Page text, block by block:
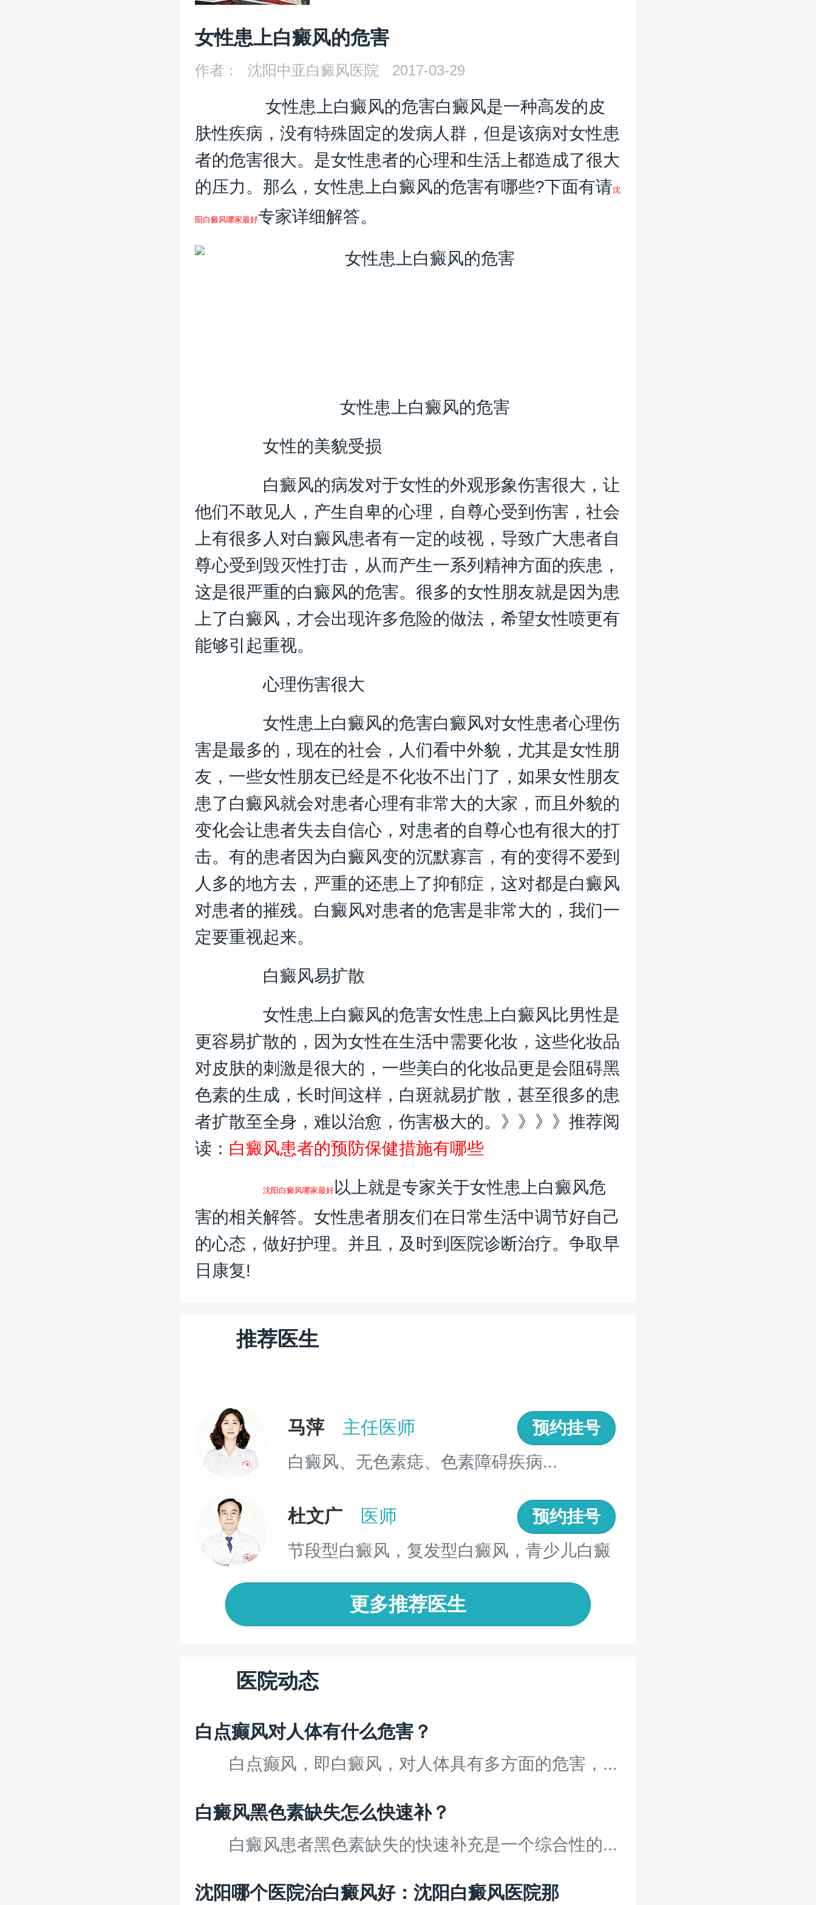
女性患上白癜风的危害
作者： 沈阳中亚白癜风医院 2017-03-29
女性患上白癜风的危害白癜风是一种高发的皮
肤性疾病，没有特殊固定的发病人群，但是该病对女性患
者的危害很大。是女性患者的心理和生活上都造成了很大
的压力。那么，女性患上白癜风的危害有哪些?下面有请沈
阳白癜风哪家最好专家详细解答。
女性患上白癜风的危害
女性的美貌受损
白癜风的病发对于女性的外观形象伤害很大，让
他们不敢见人，产生自卑的心理，自尊心受到伤害，社会
上有很多人对白癜风患者有一定的歧视，导致广大患者自
尊心受到毁灭性打击，从而产生一系列精神方面的疾患，
这是很严重的白癜风的危害。很多的女性朋友就是因为患
上了白癜风，才会出现许多危险的做法，希望女性喷更有
能够引起重视。
心理伤害很大
女性患上白癜风的危害白癜风对女性患者心理伤
害是最多的，现在的社会，人们看中外貌，尤其是女性朋
友，一些女性朋友已经是不化妆不出门了，如果女性朋友
患了白癜风就会对患者心理有非常大的大家，而且外貌的
变化会让患者失去自信心，对患者的自尊心也有很大的打
击。有的患者因为白癜风变的沉默寡言，有的变得不爱到
人多的地方去，严重的还患上了抑郁症，这对都是白癜风
对患者的摧残。白癜风对患者的危害是非常大的，我们一
定要重视起来。
白癜风易扩散
女性患上白癜风的危害女性患上白癜风比男性是
更容易扩散的，因为女性在生活中需要化妆，这些化妆品
对皮肤的刺激是很大的，一些美白的化妆品更是会阻碍黑
色素的生成，长时间这样，白斑就易扩散，甚至很多的患
者扩散至全身，难以治愈，伤害极大的。》》》》推荐阅
读： 白癜风患者的预防保健措施有哪些
沈阳白癜风哪家最好以上就是专家关于女性患上白癜风危
害的相关解答。女性患者朋友们在日常生活中调节好自己
的心态，做好护理。并且，及时到医院诊断治疗。争取早
日康复!
推荐医生
马萍 主任医师
预约挂号
白癜风、无色素痣、色素障碍疾病...
杜文广 医师
预约挂号
节段型白癜风，复发型白癜风，青少儿白癜
风 ...
更多推荐医生
医院动态
白点癫风对人体有什么危害？
白点癫风，即白癜风，对人体具有多方面的危害，...
白癜风黑色素缺失怎么快速补？
白癜风患者黑色素缺失的快速补充是一个综合性的...
沈阳哪个医院治白癜风好：沈阳白癜风医院那